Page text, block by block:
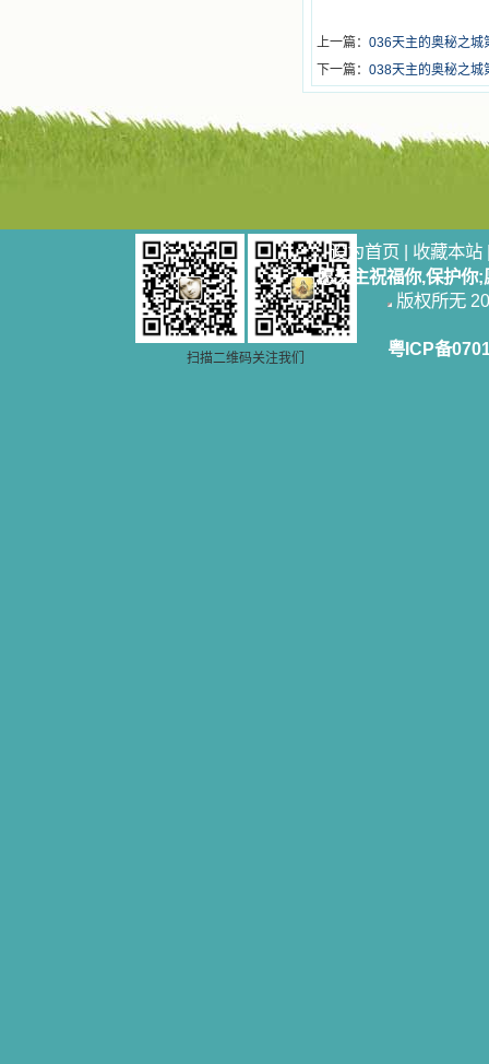
上一篇： 036天主的奥秘之城
下一篇： 038天主的奥秘之城
扫描二维码关注我们
设为首页 | 收藏本站
愿天主祝福你,保护你
版权所无
粤ICP备